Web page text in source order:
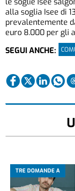
alla soglia Isee di
prevalentemente
euro 8.000 per gli
SEGUI ANCHE:
TRE DOMANDE A